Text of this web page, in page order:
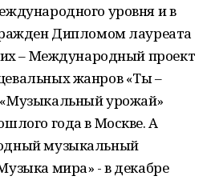
уровня и в
Дипломом лауреата
– Международный проект
жанров «Ты –
урожай»
года в Москве. А
музыкальный
мира» - в декабре